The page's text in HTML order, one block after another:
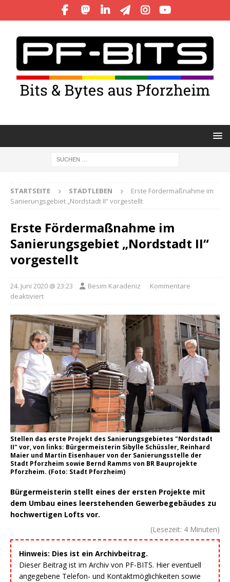
STARTSEITE STADTLEBEN
Erste Fördermaßnahme im
Sanierungsgebiet „Nordstadt II“ vorgestellt
Erste Fördermaßnahme im
Sanierungsgebiet „Nordstadt II“
vorgestellt
24. Juni 2020 @ 23:23 Besim Karadeniz
Kommentare
deaktiviert
Stellen das erste Projekt des Sanierungsgebietes "Nordstadt
II" vor, von links: Bürgermeisterin Sibylle Schüssler, Reinhard
Maier und Martin Eisenhauer von der Sanierungsstelle der
Stadt Pforzheim sowie Bernd Ramms von BR Bauprojekte
Pforzheim. (Foto: Stadt Pforzheim)
Bürgermeisterin stellt eines der ersten Projekte mit
dem Umbau eines leerstehenden Gewerbegebäudes zu
hochwertigen Lofts vor.
(Lesezeit: 4 Minuten)
Hinweis: Dies ist ein Archivbeitrag.
Dieser Beitrag ist im Archiv von PF-BITS. Hier eventuell
angegebene Telefon- und Kontaktmöglichkeiten sowie